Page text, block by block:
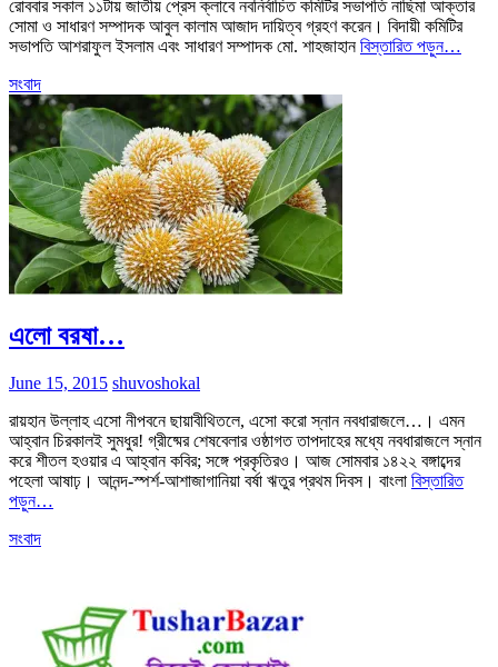
রোববার সকাল ১১টায় জাতীয় প্রেস ক্লাবে নবনির্বাচিত কমিটির সভাপতি নাছিমা আক্তার
সোমা ও সাধারণ সম্পাদক আবুল কালাম আজাদ দায়িত্ব গ্রহণ করেন। বিদায়ী কমিটির
সভাপতি আশরাফুল ইসলাম এবং সাধারণ সম্পাদক মো. শাহজাহানবিস্তারিত পড়ুন…
সংবাদ
এলো বরষা…
June 15, 2015 shuvoshokal
রায়হান উল্লাহ এসো নীপবনে ছায়াবীথিতলে, এসো করো স্নান নবধারাজলে…। এমন
আহ্বান চিরকালই সুমধুর! গ্রীষ্মের শেষবেলার ওষ্ঠাগত তাপদাহের মধ্যে নবধারাজলে স্নান
করে শীতল হওয়ার এ আহ্বান কবির; সঙ্গে প্রকৃতিরও। আজ সোমবার ১৪২২ বঙ্গাব্দের
পহেলা আষাঢ়। আনন্দ-স্পর্শ-আশাজাগানিয়া বর্ষা ঋতুর প্রথম দিবস। বাংলা বিস্তারিত
পড়ুন…
সংবাদ